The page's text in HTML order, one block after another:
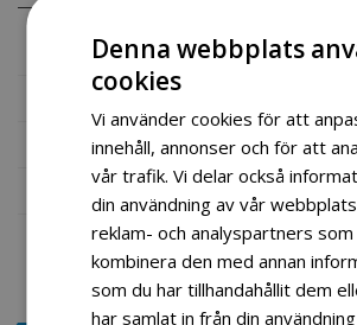
Clutch komplett moped scootere
Mer information
Recensioner
Fil vedlegg
Denna webbplats
cookies
Vi använder cookies för att
innehåll, annonser och för att
vår trafik. Vi delar också
din användning av vår
reklam- och analyspartners som
kombinera den med annan
som du har tillhandahållit dem
har samlat in från din